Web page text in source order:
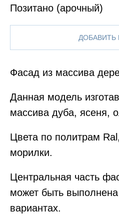
Позитано (арочный)
ДОБАВИТЬ
Фасад из массива
Данная модель
массива дуба, ясеня,
Цвета по политрам
морилки.
Центральная часть
может быть
вариантах.